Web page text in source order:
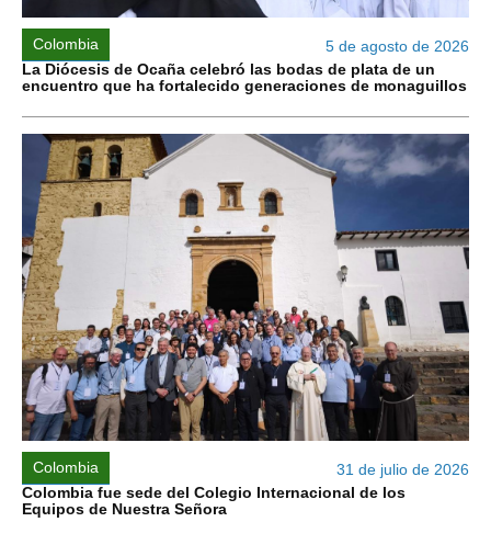
Colombia
5 de agosto de 2026
La Diócesis de Ocaña celebró las bodas de plata de un
encuentro que ha fortalecido generaciones de monaguillos
Colombia
31 de julio de 2026
Colombia fue sede del Colegio Internacional de los
Equipos de Nuestra Señora